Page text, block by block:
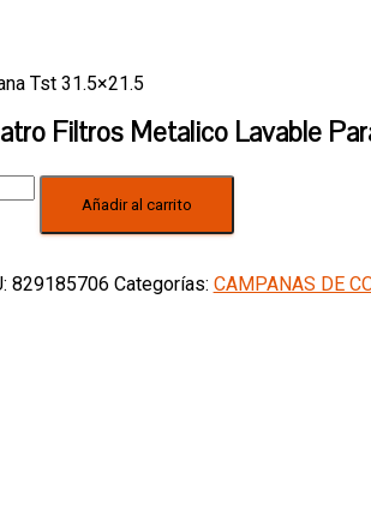
Tst 31.5×21.5
Filtros Metalico Lavable
Añadir al carrito
829185706 Categorías: CAMPANAS DE